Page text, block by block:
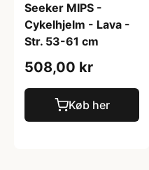
Seeker MIPS -
Cykelhjelm - Lava -
Str. 53-61 cm
508,00 kr
Køb her